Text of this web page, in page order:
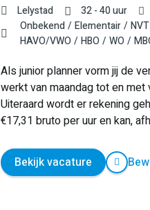
Lelystad 32 - 40 uur
Onbekend
Elementair NVT
HAVO/VWO
HBO WO
Als junior planner vorm jij de
werkt van maandag tot en met
Uiteraard wordt er rekening
€17,31 bruto per uur en kan,
Bekijk vacature